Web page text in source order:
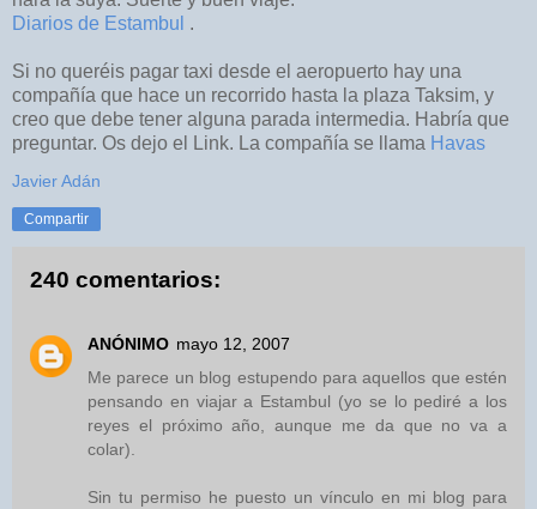
Diarios de Estambul .
Si no queréis pagar taxi desde el aeropuerto hay una
compañía que hace un recorrido hasta la plaza Taksim, y
creo que debe tener alguna parada intermedia. Habría que
preguntar. Os dejo el Link. La compañía se llama Havas
Javier Adán
Compartir
240 comentarios:
ANÓNIMO mayo 12, 2007
Me parece un blog estupendo para aquellos que estén
pensando en viajar a Estambul (yo se lo pediré a los
reyes el próximo año, aunque me da que no va a
colar).
Sin tu permiso he puesto un vínculo en mi blog para